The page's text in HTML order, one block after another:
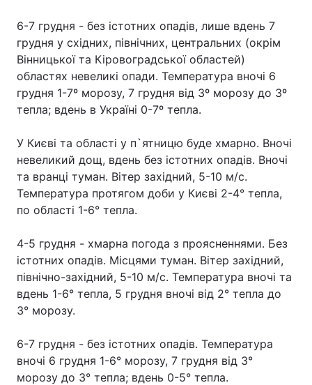
6-7 грудня - без істотних опадів, лише вдень 7
грудня у східних, північних, центральних (окрім
Вінницької та Кіровоградської областей)
областях невеликі опади. Температура вночі 6
грудня 1-7º морозу, 7 грудня від 3º морозу до 3º
тепла; вдень в Україні 0-7º тепла.
У Києві та області у п`ятницю буде хмарно. Вночі
невеликий дощ, вдень без істотних опадів. Вночі
та вранці туман. Вітер західний, 5-10 м/с.
Температура протягом доби у Києві 2-4° тепла,
по області 1-6° тепла.
4-5 грудня - хмарна погода з проясненнями. Без
істотних опадів. Місцями туман. Вітер західний,
північно-західний, 5-10 м/с. Температура вночі та
вдень 1-6° тепла, 5 грудня вночі від 2° тепла до
3° морозу.
6-7 грудня - без істотних опадів. Температура
вночі 6 грудня 1-6° морозу, 7 грудня від 3°
морозу до 3° тепла; вдень 0-5° тепла.